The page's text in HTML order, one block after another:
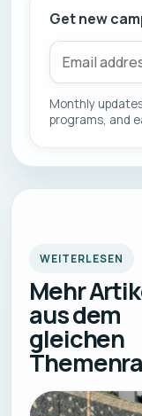
Get new
Monthly
programs, and
WEITERLESEN
Mehr
aus dem
gleichen